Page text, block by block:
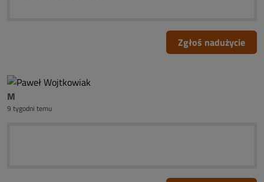
Zgłoś nadużycie
M
9 tygodni temu